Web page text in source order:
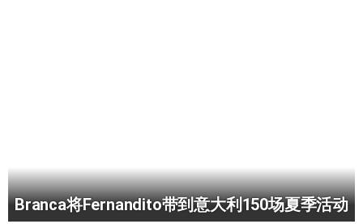
Branca将Fernandito带到意大利150场夏季活动